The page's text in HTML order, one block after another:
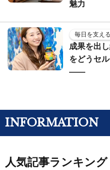
魅力
毎日を支え
成果を出
をどうセ
——
INFORMATION
人気記事ランキング